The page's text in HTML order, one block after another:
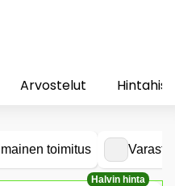
Arvostelut
Ilmainen toimitus
Halvin hinta